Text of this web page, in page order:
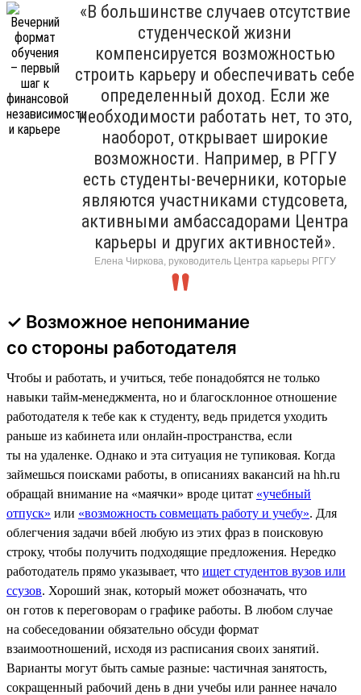
«В большинстве случаев отсутствие
студенческой жизни
компенсируется возможностью
строить карьеру и обеспечивать себе
определенный доход. Если же
необходимости работать нет, то это,
наоборот, открывает широкие
возможности. Например, в РГГУ
есть студенты-вечерники, которые
являются участниками студсовета,
активными амбассадорами Центра
карьеры и других активностей».
Елена Чиркова, руководитель Центра карьеры РГГУ
✓ Возможное непонимание
со стороны работодателя
Чтобы и работать, и учиться, тебе понадобятся не только
навыки тайм-менеджмента, но и благосклонное отношение
работодателя к тебе как к студенту, ведь придется уходить
раньше из кабинета или онлайн-пространства, если
ты на удаленке. Однако и эта ситуация не тупиковая. Когда
займешься поисками работы, в описаниях вакансий на hh.ru
обращай внимание на «маячки» вроде цитат «учебный
отпуск» или «возможность совмещать работу и учебу». Для
облегчения задачи вбей любую из этих фраз в поисковую
строку, чтобы получить подходящие предложения. Нередко
работодатель прямо указывает, что ищет студентов вузов или
ссузов. Хороший знак, который может обозначать, что
он готов к переговорам о графике работы. В любом случае
на собеседовании обязательно обсуди формат
взаимоотношений, исходя из расписания своих занятий.
Варианты могут быть самые разные: частичная занятость,
сокращенный рабочий день в дни учебы или раннее начало